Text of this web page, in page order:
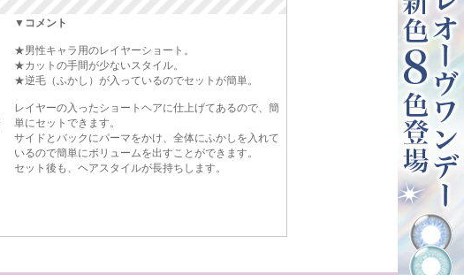
▼コメント
★男性キャラ用のレイヤーショート。
★カットの手間が少ないスタイル。
★逆毛（ふかし）が入っているのでセットが簡単。
レイヤーの入ったショートヘアに仕上げてあるので、簡
単にセットできます。
サイドとバックにパーマをかけ、全体にふかしを入れて
いるので簡単にボリュームを出すことができます。
セット後も、ヘアスタイルが長持ちします。